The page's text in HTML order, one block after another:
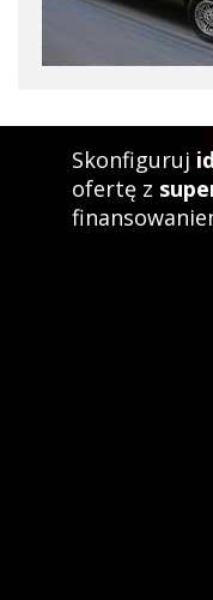
Skonfiguruj
ofertę z